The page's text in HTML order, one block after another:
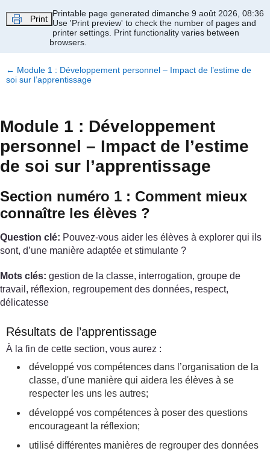
Print
Printable page generated dimanche 9 août 2026, 08:36
Use 'Print preview' to check the number of pages and
printer settings. Print functionality varies between
browsers.
← Module 1 : Développement personnel – Impact de l’estime de
soi sur l’apprentissage
Module 1 : Développement
personnel – Impact de l’estime
de soi sur l’apprentissage
Section numéro 1 : Comment mieux
connaître les élèves ?
Question clé: Pouvez-vous aider les élèves à explorer qui ils
sont, d’une manière adaptée et stimulante ?
Mots clés: gestion de la classe, interrogation, groupe de
travail, réflexion, regroupement des données, respect,
délicatesse
Résultats de l’apprentissage
À la fin de cette section, vous aurez :
développé vos compétences dans l’organisation de la
classe, d'une manière qui aidera les élèves à se
respecter les uns les autres;
développé vos compétences à poser des questions
encourageant la réflexion;
utilisé différentes manières de regrouper des données